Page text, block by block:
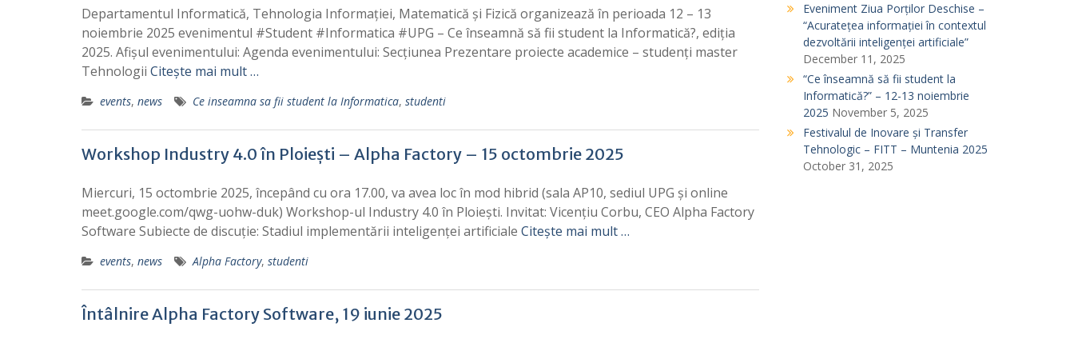
Departamentul Informatică, Tehnologia Informației, Matematică și Fizică organizează în perioada 12 – 13
noiembrie 2025 evenimentul #Student #Informatica #UPG – Ce înseamnă să fii student la Informatică?, ediția
2025. Afișul evenimentului: Agenda evenimentului: Secțiunea Prezentare proiecte academice – studenți master
Tehnologii Citește mai mult …
events, news Ce inseamna sa fii student la Informatica, studenti
Workshop Industry 4.0 în Ploiești – Alpha Factory – 15 octombrie 2025
Miercuri, 15 octombrie 2025, începând cu ora 17.00, va avea loc în mod hibrid (sala AP10, sediul UPG și online
meet.google.com/qwg-uohw-duk) Workshop-ul Industry 4.0 în Ploiești. Invitat: Vicențiu Corbu, CEO Alpha Factory
Software Subiecte de discuție: Stadiul implementării inteligenței artificiale Citește mai mult …
events, news Alpha Factory, studenti
Întâlnire Alpha Factory Software, 19 iunie 2025
Eveniment Ziua Porților Deschise –
“Acuratețea informației în contextul
dezvoltării inteligenței artificiale”
December 11, 2025
“Ce înseamnă să fii student la
Informatică?” – 12-13 noiembrie
2025 November 5, 2025
Festivalul de Inovare și Transfer
Tehnologic – FITT – Muntenia 2025
October 31, 2025